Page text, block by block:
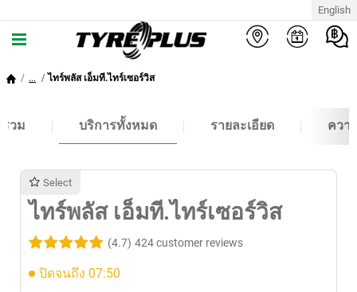
English
... ไทร์พลัส เอ็มที.ไทร์เซอร์วิส
วม บริการทั้งหมด รายละเอียด ควา
Select
ไทร์พลัส เอ็มที.ไทร์เซอร์วิส
(4.7) 424 customer reviews
ปิดจนถึง 07:50